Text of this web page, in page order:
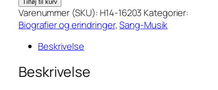
Udgaven
af
Richard
Steve
Tilføj til kurv
Varenummer (SKU): H14-16203 Kategorier:
Biografier og erindringer,Sang-Musik
Beskrivelse
Beskrivelse